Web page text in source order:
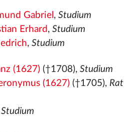
Gabriel , Studium
Erhard , Studium
, Studium
(1627)(†1708), Studium
(1627)(†1705), Rat
Studium